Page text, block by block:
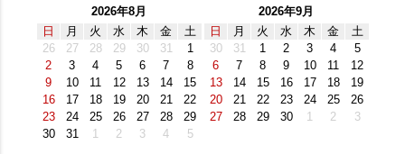
2026年8月
日
月 火 水 木 金
土
26
27 28 29 30 31
1
2
3 4 5 6 7
8
9
10 11 12 13 14
15
16
17 18 19 20 21
22
23
24 25 26 27 28
29
30
31 1 2 3 4 5
2026年9月
日
月 火 水 木 金
土
30
31 1 2 3 4
5
6
7 8 9 10 11
12
13
14 15 16 17 18
19
20
21 22 23 24 25
26
27
28 29 30 1 2 3